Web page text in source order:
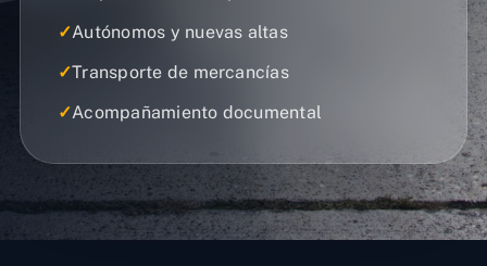
✓Autónomos y nuevas altas
✓Transporte de mercancías
✓Acompañamiento documental